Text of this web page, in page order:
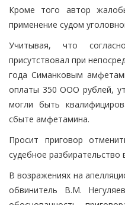
Кроме того автор
применение судом
Учитывая, что
присутствовал при
года Симанковым
оплаты 350 ООО рублей,
могли быть
сбыте амфетамина.
Просит приговор
судебное разбирательство
В возражениях на
обвинитель В.М.